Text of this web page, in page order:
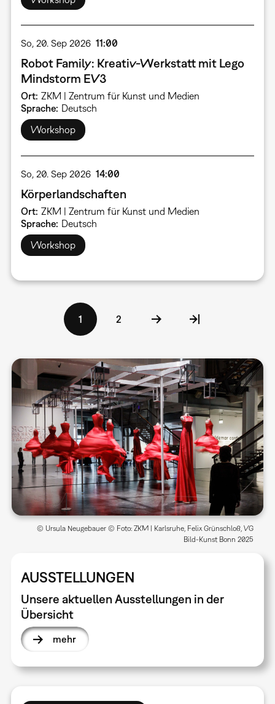
So, 20. Sep 2026 11:00
Robot Family: Kreativ-Werkstatt mit Lego
Mindstorm EV3
Ort ZKM | Zentrum für Kunst und Medien
Sprache Deutsch
Workshop
So, 20. Sep 2026 14:00
Körperlandschaften
Ort ZKM | Zentrum für Kunst und Medien
Sprache Deutsch
Workshop
Aktuelle
Seite
1 Seite
2
AUSSTELLUNGEN
Unsere aktuellen Ausstellungen in der
Übersicht
mehr
© Ursula Neugebauer © Foto: ZKM | Karlsruhe, Felix Grünschloß, VG
Bild-Kunst Bonn 2025